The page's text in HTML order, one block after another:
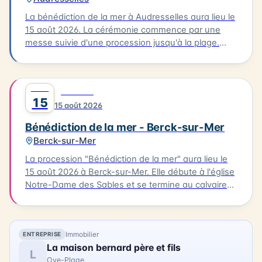
événement familial qui permet de célébrer la mer et
la communauté de Grand-Fort-Philippe.
La bénédiction de la mer à Audresselles aura lieu le
15 août 2026. La cérémonie commence par une
messe suivie d'une procession jusqu'à la plage.
les habitants et les visiteurs de la Côte d'Opale. La
bénédiction de la mer est un événement culturel qui
célèbre la richesse maritime de la région.
15 15 août 2026
Bénédiction de la mer - Berck-sur-Mer
Berck-sur-Mer
La procession "Bénédiction de la mer" aura lieu le
15 août 2026 à Berck-sur-Mer. Elle débute à l'église
Notre-Dame des Sables et se termine au calvaire
des bateaux. Vous pourrez également profiter
d'animations, de stands associatifs et d'un feu
d'artifices en soirée. Cette célébration est un
ENTREPRISE Immobilier
L La maison bernard père et fils
Oye-Plage